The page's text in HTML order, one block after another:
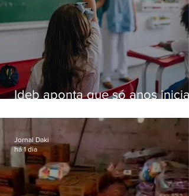
Ideb aponta que só anos
educação
Jornal Daki
há 1 dia